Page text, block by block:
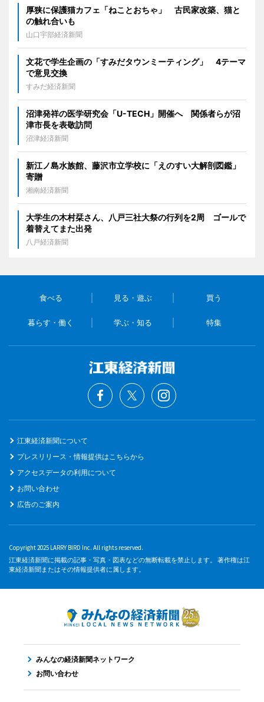
厚狭に保護猫カフェ「ねことおちゃ」 古民家改築、猫と
の触れ合いも
山口宇部経済新聞
文花で学生企画の「すみだタウンミーティング」 4テーマ
で意見交換
すみだ経済新聞
沼津発祥の医学研究会「U-TECH」開催へ 関係者らが沼
津市長を表敬訪問
沼津経済新聞
新江ノ島水族館、藤沢市立学校に「えのすい大解剖図鑑」
寄贈
湘南経済新聞
大学生の木村栞さん、八戸三社大祭の行列を2周 ゴールで
着替えてまた出発
八戸経済新聞
食べる 見る・遊ぶ 買う
暮らす・働く 学ぶ・知る 特集
江東経済新聞について
プレスリリース・情報提供はこちらから
アクセスデータの利用について
お問い合わせ
広告のご案内
Copyright 2025 LARRY BIRD Inc. All rights reserved.
江東経済新聞に掲載の記事・写真・図表などの無断転載を禁止します。 著作権は江
東経済新聞またはその情報提供者に属します。
みんなの経済新聞ネットワーク
お問い合わせ